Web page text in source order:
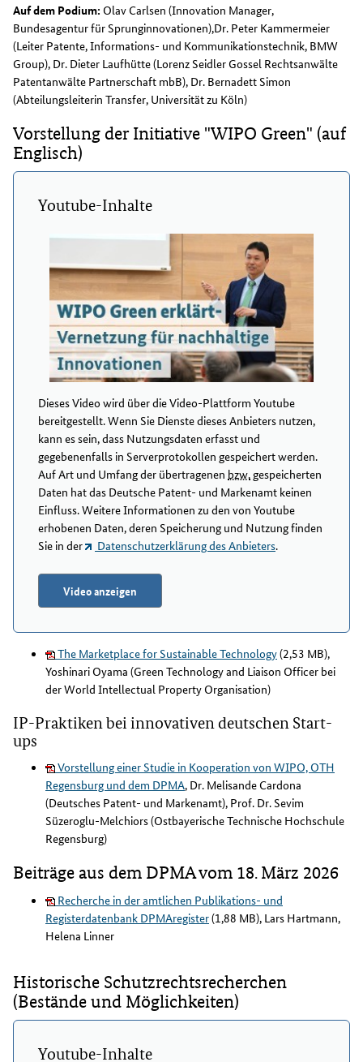
Auf dem Podium: Olav Carlsen (Innovation Manager,
Bundesagentur für Sprunginnovationen),Dr. Peter Kammermeier
(Leiter Patente, Informations- und Kommunikationstechnik, BMW
Group), Dr. Dieter Laufhütte (Lorenz Seidler Gossel Rechtsanwälte
Patentanwälte Partnerschaft mbB), Dr. Bernadett Simon
(Abteilungsleiterin Transfer, Universität zu Köln)
Vorstellung der Initiative "WIPO Green" (auf
Englisch)
Youtube-Inhalte
Dieses Video wird über die Video-Plattform Youtube
bereitgestellt. Wenn Sie Dienste dieses Anbieters nutzen,
kann es sein, dass Nutzungsdaten erfasst und
gegebenenfalls in Serverprotokollen gespeichert werden.
Auf Art und Umfang der übertragenen bzw.gespeicherten
Daten hat das Deutsche Patent- und Markenamt keinen
Einfluss. Weitere Informationen zu den von Youtube
erhobenen Daten, deren Speicherung und Nutzung finden
Sie in der
Datenschutzerklärung des Anbieters.
Video anzeigen
The Marketplace for Sustainable Technology(2,53 MB),
Yoshinari Oyama (Green Technology and Liaison Officer bei
der World Intellectual Property Organisation)
IP-Praktiken bei innovativen deutschen Start-
ups
Vorstellung einer Studie in Kooperation von WIPO, OTH
Regensburg und dem DPMA, Dr. Melisande Cardona
(Deutsches Patent- und Markenamt), Prof. Dr. Sevim
Süzeroglu-Melchiors (Ostbayerische Technische Hochschule
Regensburg)
Beiträge aus dem DPMA vom 18. März 2026
Recherche in der amtlichen Publikations- und
Registerdatenbank DPMAregister(1,88 MB), Lars Hartmann,
Helena Linner
Historische Schutzrechtsrecherchen
(Bestände und Möglichkeiten)
Youtube-Inhalte